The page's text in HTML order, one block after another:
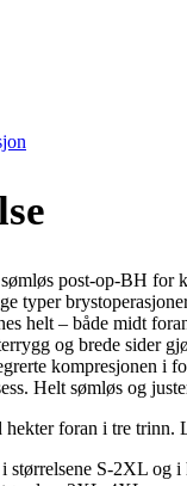
post-op-BH for
typer
helt – både midt
og brede sider
kompresjonen i
Helt sømløs og
hekter foran i tre trinn.
størrelsene S-2XL og